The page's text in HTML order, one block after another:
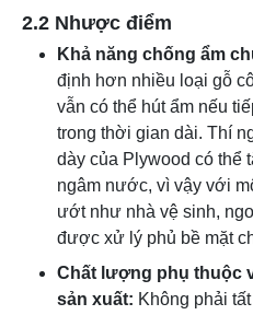
2.2 Nhược điểm
Khả năng chống ẩm
định hơn nhiều loại gỗ
vẫn có thể hút ẩm nếu
trong thời gian dài. Thí
dày của Plywood có thể
ngâm nước, vì vậy với
ướt như nhà vệ sinh,
được xử lý phủ bề mặt
Chất lượng phụ thuộc
sản xuất: Không phải